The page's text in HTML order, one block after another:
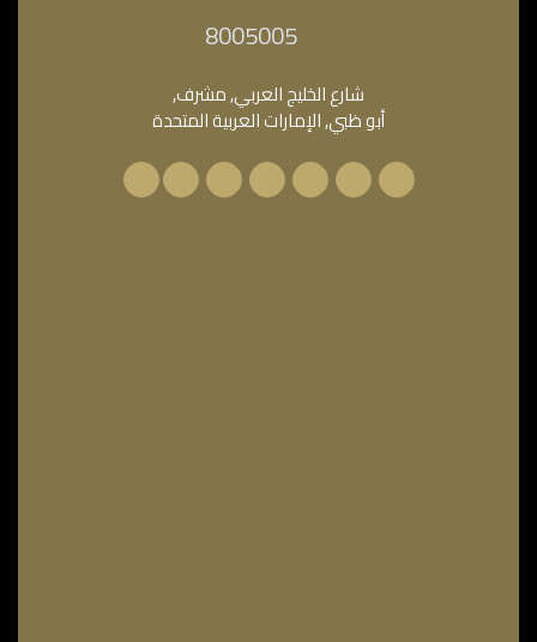
شارع الخليج العربي, مشرف,
أبو ظبي, الإمارات العربية المتحدة